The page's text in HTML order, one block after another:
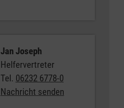
Jan Joseph
Helfervertreter
Tel. 06232 6778-0
Nachricht senden